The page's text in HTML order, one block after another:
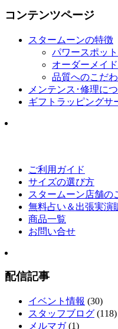
コンテンツページ
スタームーンの特徴
パワースポッ
オーダーメイ
品質へのこだわ
メンテンス･修理に
ギフトラッピングサ
ご利用ガイド
サイズの選び方
スタームーン店舗の
無料占い＆出張実演
商品一覧
お問い合せ
配信記事
イベント情報 (30)
スタッフブログ (118)
メルマガ(1)